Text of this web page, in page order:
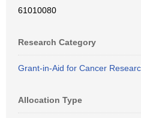
61010080
Research Category
Grant-in-Aid for Cancer
Allocation Type